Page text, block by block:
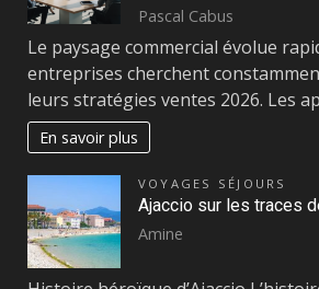
Pascal Cabus
Le paysage commercial évolue
entreprises cherchent
leurs stratégies ventes 2026. Les
En savoir plus
VOYAGES SÉJOURS
Ajaccio sur les traces
Amine